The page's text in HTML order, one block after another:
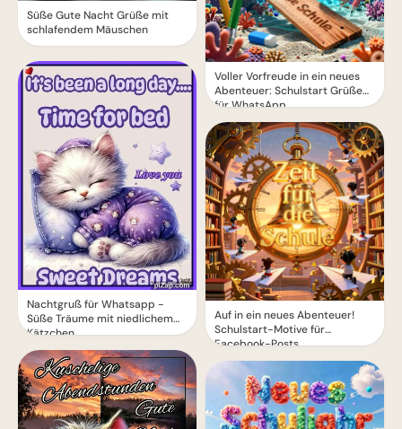
Süße Gute Nacht Grüße mit
schlafendem Mäuschen
Nachtgruß für Whatsapp -
Süße Träume mit niedlichem
Kätzchen
Voller Vorfreude in ein neues
Abenteuer: Schulstart Grüße
für WhatsApp
Auf in ein neues Abenteuer!
Schulstart-Motive für
Facebook-Posts